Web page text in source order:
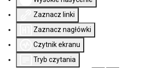
Zaznacz linki
Zaznacz nagłówki
Czytnik ekranu
Tryb czytania